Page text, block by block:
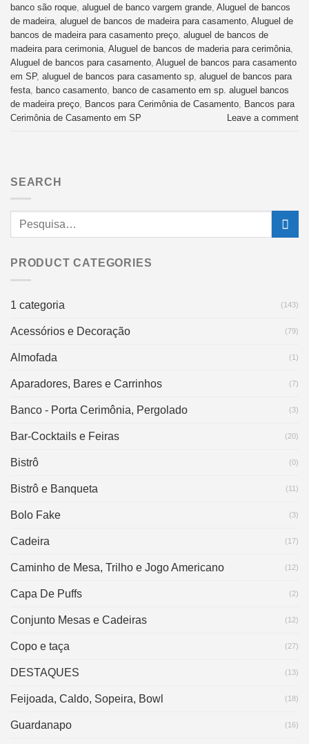
banco são roque aluguel de banco vargem grande Aluguel de bancos
de madeira aluguel de bancos de madeira para casamento Aluguel de
bancos de madeira para casamento preço aluguel de bancos de
madeira para cerimonia Aluguel de bancos de maderia para cerimônia
Aluguel de bancos para casamento Aluguel de bancos para casamento
em SP, aluguel de bancos para casamento sp aluguel de bancos para
festa
banco casamento
banco de casamento em sp. aluguel bancos
de madeira preço
Bancos para Cerimônia de Casamento
Bancos para
Cerimônia de Casamento em SP
Leave a comment
SEARCH
PRODUCT CATEGORIES
1 categoria (143)
Acessórios e Decoração (79)
Almofada (1)
Aparadores, Bares e Carrinhos (7)
Banco - Porta Cerimônia, Pergolado (3)
Bar-Cocktails e Feiras (20)
Bistrô (0)
Bistrô e Banqueta (11)
Bolo Fake (3)
Cadeira (17)
Caminho de Mesa, Trilho e Jogo Americano (12)
Capa De Puffs (2)
Conjunto Mesas e Cadeiras (12)
Copo e taça (27)
DESTAQUES (13)
Feijoada, Caldo, Sopeira, Bowl (18)
Guardanapo (16)